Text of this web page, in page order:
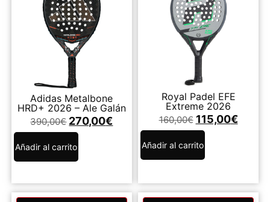
Adidas Metalbone
HRD+ 2026 – Ale Galán
390,00€ 270,00€
Añadir al carrito
Royal Padel EFE
Extreme 2026
160,00€ 115,00€
Añadir al carrito